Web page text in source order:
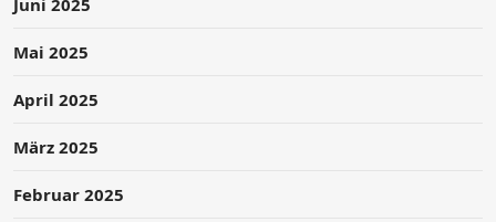
Juni 2025
Mai 2025
April 2025
März 2025
Februar 2025